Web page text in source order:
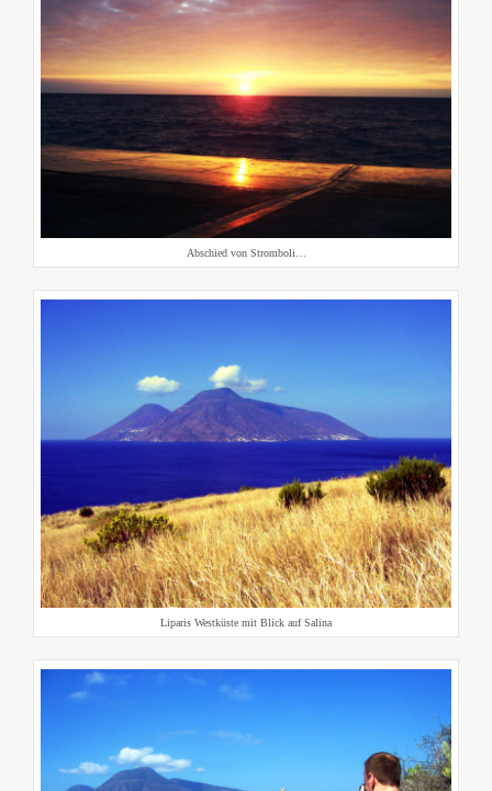
Abschied von Stromboli…
Liparis Westküste mit Blick auf Salina